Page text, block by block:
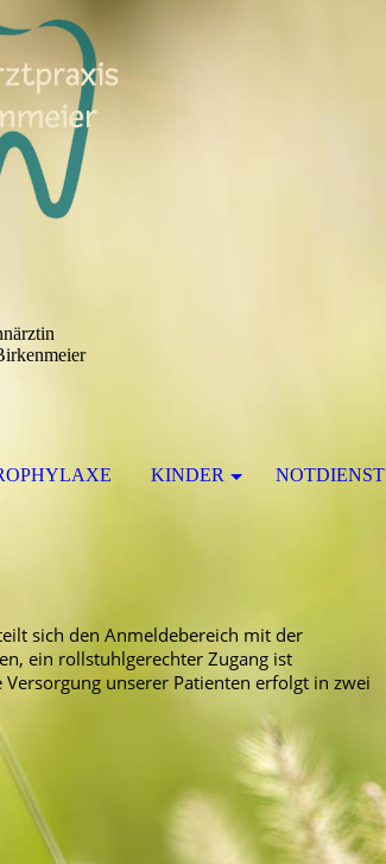
KINDER NOTDIENST
sich den Anmeldebereich mit der
ein rollstuhlgerechter Zugang ist
unserer Patienten erfolgt in zwei